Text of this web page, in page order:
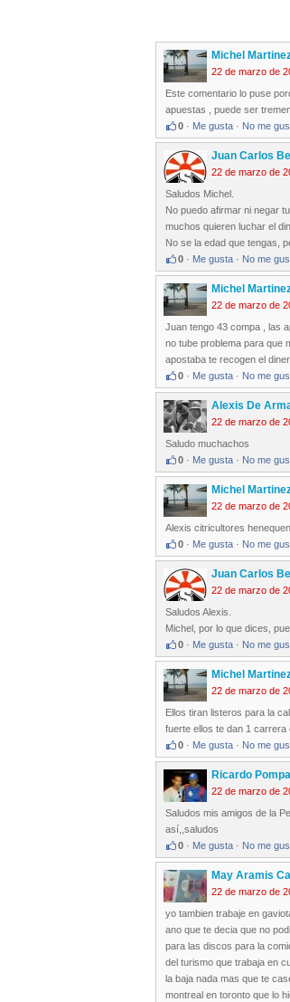
Michel
22 de marzo de
Este comentario lo puse
apuestas , puede ser
0 · Me gusta · No me
Juan Carlos
22 de marzo de
Saludos Michel.
No puedo afirmar ni negar
muchos quieren luchar el
No se la edad que tengas,
0 · Me gusta · No me
Michel
22 de marzo de
Juan tengo 43 compa , las
no tube problema para que
apostaba te recogen el
0 · Me gusta · No me
Alexis De
22 de marzo de
Saludo muchachos
0 · Me gusta · No me
Michel
22 de marzo de
Alexis citricultores
0 · Me gusta · No me
Juan Carlos
22 de marzo de
Saludos Alexis.
Michel, por lo que dices,
0 · Me gusta · No me
Michel
22 de marzo de
Ellos tiran listeros para la
fuerte ellos te dan 1 carrera
0 · Me gusta · No me
Ricardo Pompa
22 de marzo de
Saludos mis amigos de la
así,,saludos
0 · Me gusta · No me
May Aramis
22 de marzo de
yo tambien trabaje en
ano que te decia que no
para las discos para la
del turismo que trabaja en
la baja nada mas que te
montreal en toronto que lo